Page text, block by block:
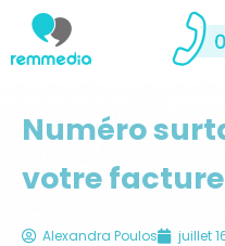
Numéro
votre
Alexandra Poulos juillet